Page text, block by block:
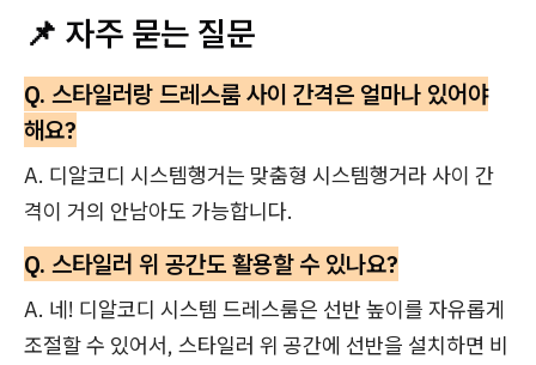
📌 자주 묻는 질문
Q. 스타일러랑 드레스룸 사이 간격은 얼마나 있어야
해요?
A. 디알코디 시스템행거는 맞춤형 시스템행거라 사이 간
격이 거의 안남아도 가능합니다.
Q. 스타일러 위 공간도 활용할 수 있나요?
A. 네! 디알코디 시스템 드레스룸은 선반 높이를 자유롭게
조절할 수 있어서, 스타일러 위 공간에 선반을 설치하면 비